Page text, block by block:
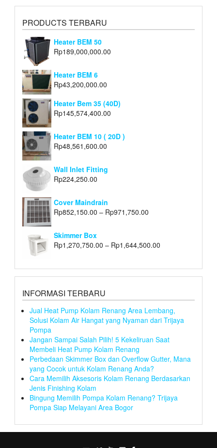
PRODUCTS TERBARU
Heater BEM 50
Rp189,000,000.00
Heater BEM 6
Rp43,200,000.00
Heater Bem 35 (40D)
Rp145,574,400.00
Heater BEM 10 ( 20D )
Rp48,561,600.00
Wall Inlet Fitting
Rp224,250.00
Cover Maindrain
Rp852,150.00 – Rp971,750.00
Skimmer Box
Rp1,270,750.00 – Rp1,644,500.00
INFORMASI TERBARU
Jual Heat Pump Kolam Renang Area Lembang,
Solusi Kolam Air Hangat yang Nyaman dari Trijaya
Pompa
Jangan Sampai Salah Pilih! 5 Kekeliruan Saat
Membeli Heat Pump Kolam Renang
Perbedaan Skimmer Box dan Overflow Gutter, Mana
yang Cocok untuk Kolam Renang Anda?
Cara Memilih Aksesoris Kolam Renang Berdasarkan
Jenis Finishing Kolam
Bingung Memilih Pompa Kolam Renang? Trijaya
Pompa Siap Melayani Area Bogor